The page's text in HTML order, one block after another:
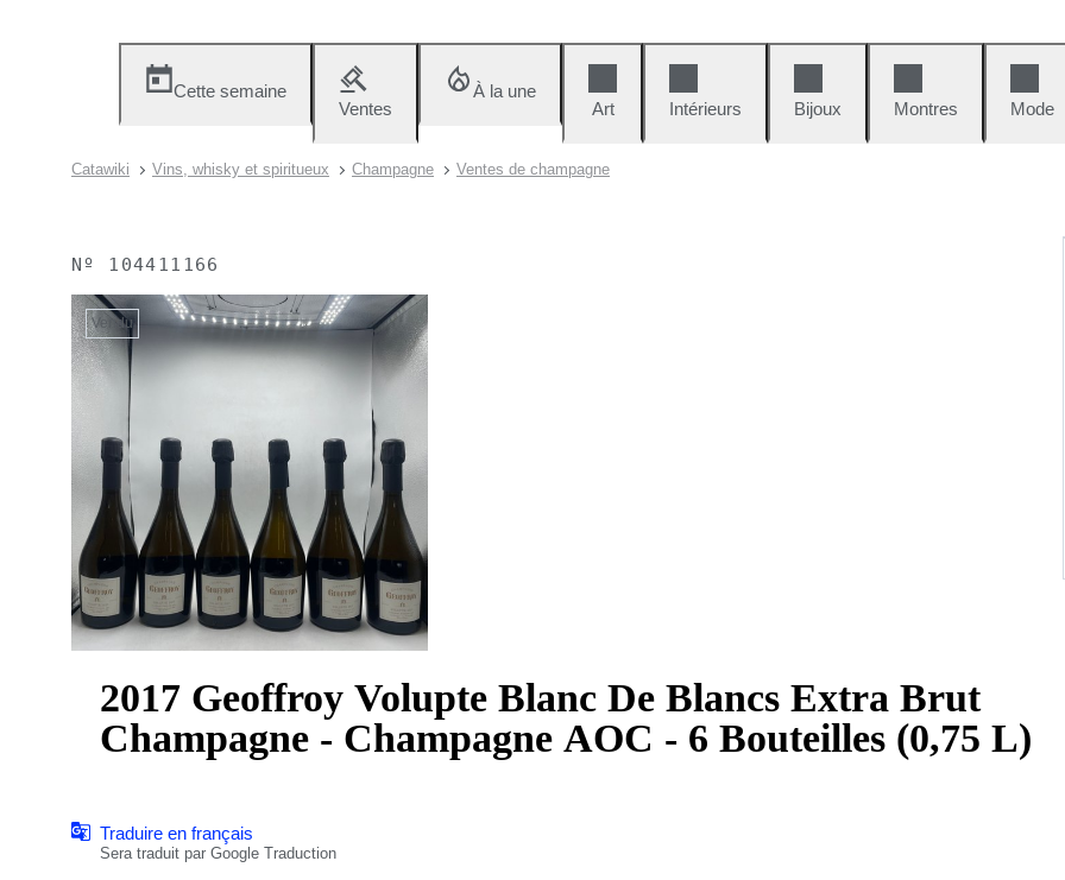
Cette semaine
Ventes
À la une
Art
Intérieurs Bijoux Montres Mode
Catawiki Vins, whisky et spiritueux Champagne Ventes de champagne
Nº 104411166
Vendu
2017 Geoffroy Volupte Blanc De Blancs Extra Brut
Champagne - Champagne AOC - 6 Bouteilles (0,75 L)
Traduire en français
Sera traduit par Google Traduction